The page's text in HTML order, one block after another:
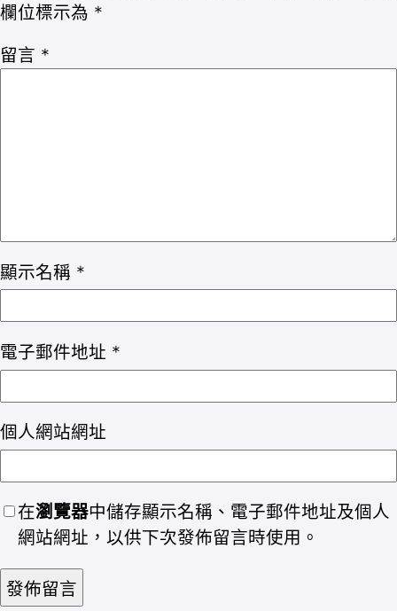
欄位標示為 *
留言 *
顯示名稱 *
電子郵件地址 *
個人網站網址
在瀏覽器中儲存顯示名稱、電子郵件地址及個人
網站網址，以供下次發佈留言時使用。